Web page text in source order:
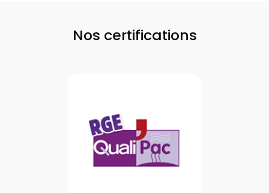
Nos certifications